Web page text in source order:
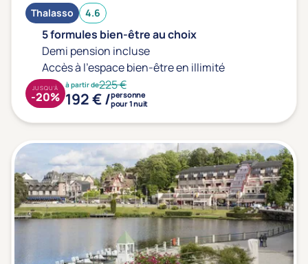
Thalasso 4.6
5 formules bien-être au choix
Demi pension incluse
Accès à l'espace bien-être en illimité
à partir de225 €
192 € /personne
pour 1 nuit
JUSQU'À
-20%